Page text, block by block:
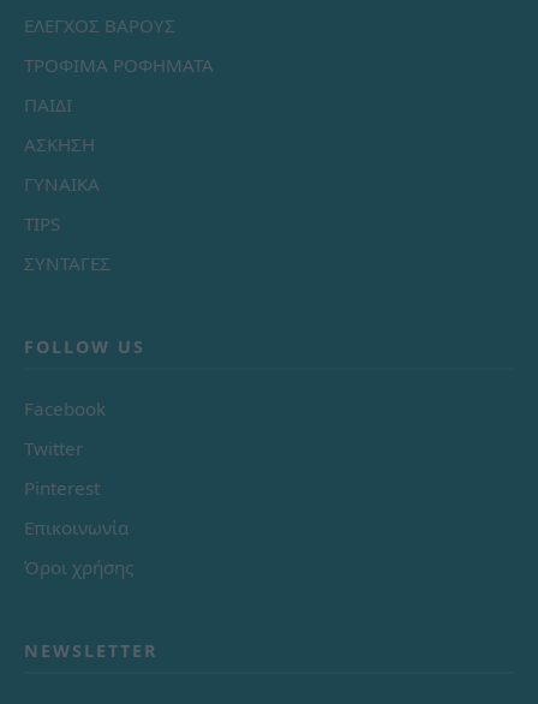
ΕΛΕΓΧΟΣ ΒΑΡΟΥΣ
ΤΡΟΦΙΜΑ ΡΟΦΗΜΑΤΑ
ΠΑΙΔΙ
ΑΣΚΗΣΗ
ΓΥΝΑΙΚΑ
TIPS
ΣΥΝΤΑΓΕΣ
FOLLOW US
Facebook
Twitter
Pinterest
Επικοινωνία
Όροι χρήσης
NEWSLETTER